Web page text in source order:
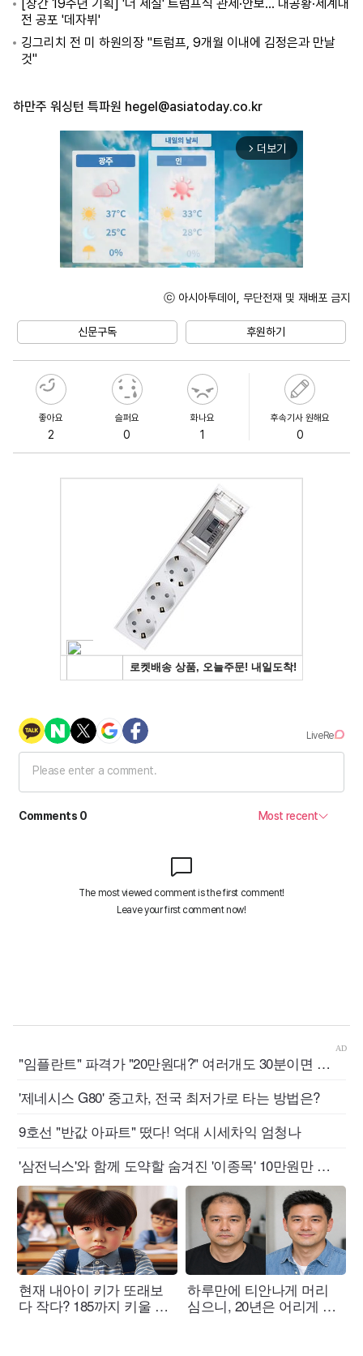
[창간 19주년 기획] '더 세질' 트럼프식 관세·안보… 대공황·세계대
전 공포 '데자뷔'
깅그리치 전 미 하원의장 "트럼프, 9개월 이내에 김정은과 만날
것"
하만주 워싱턴 특파원 hegel@asiatoday.co.kr
arrow_forward_ios 더보기
ⓒ 아시아투데이, 무단전재 및 재배포 금지
신문구독 후원하기
좋아요
2
슬퍼요
0
화나요
1
후속기사 원해요
0